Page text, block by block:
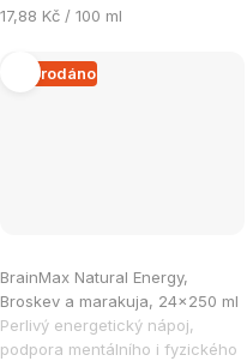
Měrná
17,88 Kč / 100 ml
Vyprodáno
BrainMax Natural Energy,
Broskev a marakuja, 24x250 ml
Perlivý energetický nápoj,
podpora mentálního i fyzického